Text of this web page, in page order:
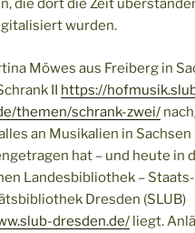
die dort die Zeit
wurden.
Möwes aus Freiberg in
II https://
themen/schrank-zwei/
an Musikalien in Sachsen
hat – und heute in
Landesbibliothek –
Dresden (SLUB)
dresden.de/ liegt.